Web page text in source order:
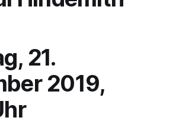
21.
2019,